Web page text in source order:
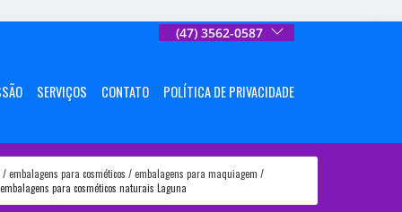
(47) 3562-0587
SERVIÇOS CONTATO POLÍTICA DE PRIVACIDADE
embalagens para cosméticos
embalagens para maquiagem
embalagens para cosméticos naturais Laguna